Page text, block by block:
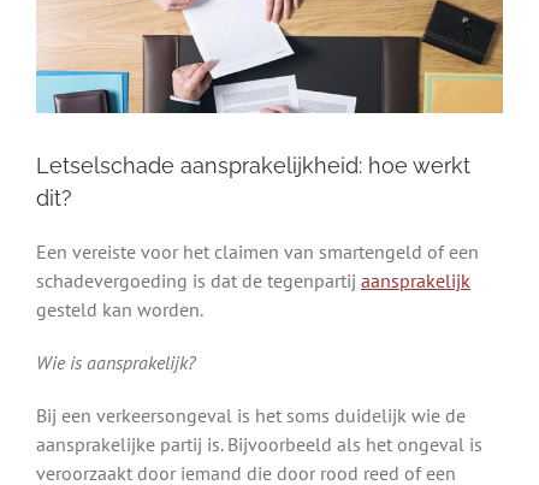
Letselschade aansprakelijkheid: hoe werkt
dit?
Een vereiste voor het claimen van smartengeld of een
schadevergoeding is dat de tegenpartij aansprakelijk
gesteld kan worden.
Wie is aansprakelijk?
Bij een verkeersongeval is het soms duidelijk wie de
aansprakelijke partij is. Bijvoorbeeld als het ongeval is
veroorzaakt door iemand die door rood reed of een